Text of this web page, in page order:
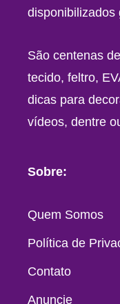
disponibilizados
São centenas
tecido, feltro,
dicas para
vídeos, dentre
Sobre:
Quem Somos
Política de
Contato
Anuncie